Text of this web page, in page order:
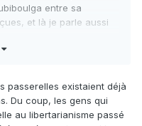
entre sa
et là je parle aussi
passerelles existaient déjà
Du coup, les gens qui
au libertarianisme passé